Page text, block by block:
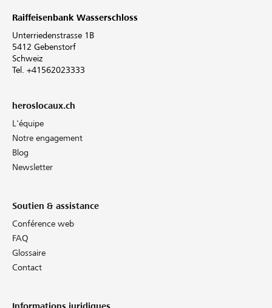
Raiffeisenbank Wasserschloss
Unterriedenstrasse 1B
5412 Gebenstorf
Schweiz
Tel. +41562023333
heroslocaux.ch
L'équipe
Notre engagement
Blog
Newsletter
Soutien & assistance
Conférence web
FAQ
Glossaire
Contact
Informations juridiques